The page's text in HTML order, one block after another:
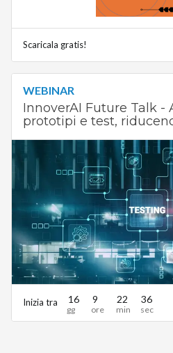
Scaricala gratis!
WEBINAR
InnoverAI Future Talk -
prototipi e test,
Inizia tra 16 9 22 36